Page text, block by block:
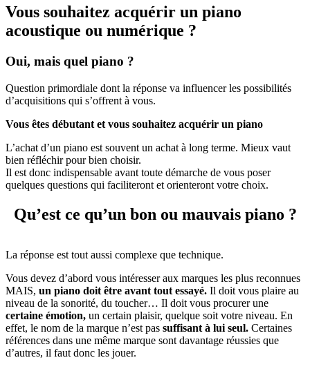
Vous souhaitez acquérir un piano
acoustique ou numérique ?
Oui, mais quel piano ?
Question primordiale dont la réponse va influencer les possibilités
d’acquisitions qui s’offrent à vous.
Vous êtes débutant et vous souhaitez acquérir un piano
L’achat d’un piano est souvent un achat à long terme. Mieux vaut
bien réfléchir pour bien choisir.
Il est donc indispensable avant toute démarche de vous poser
quelques questions qui faciliteront et orienteront votre choix.
Qu’est ce qu’un bon ou mauvais piano ?
La réponse est tout aussi complexe que technique.
Vous devez d’abord vous intéresser aux marques les plus reconnues
MAIS, un piano doit être avant tout essayé. Il doit vous plaire au
niveau de la sonorité, du toucher… Il doit vous procurer une
certaine émotion, un certain plaisir, quelque soit votre niveau. En
effet, le nom de la marque n’est pas suffisant à lui seul. Certaines
références dans une même marque sont davantage réussies que
d’autres, il faut donc les jouer.